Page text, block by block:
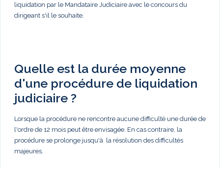
liquidation par le Mandataire Judiciaire avec le concours du
dirigeant s'il le souhaite.
Quelle est la durée moyenne
d'une procédure de liquidation
judiciaire ?
Lorsque la procédure ne rencontre aucune difficulté une durée de
l'ordre de 12 mois peut être envisagée. En cas contraire, la
procédure se prolonge jusqu'à la résolution des difficultés
majeures.